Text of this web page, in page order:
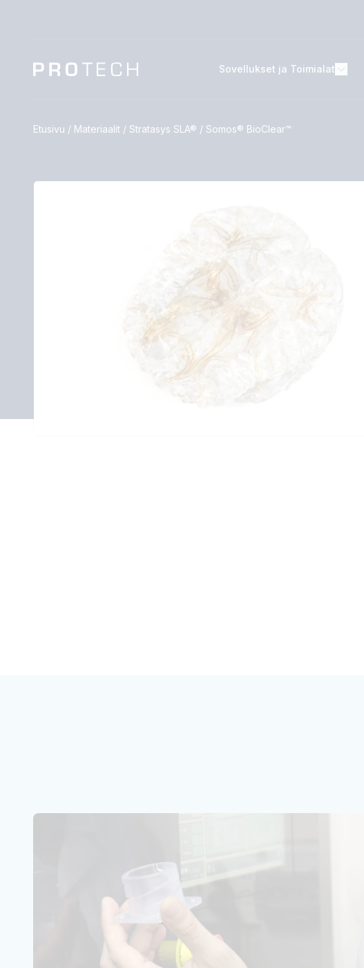
Sovellukset ja Toimialat
Etusivu / Materiaalit / Stratasys SLA® / Somos® BioClear™